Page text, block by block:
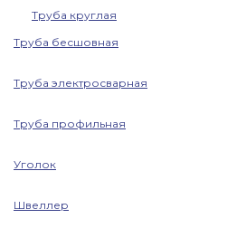
Труба круглая
Труба бесшовная
Труба электросварная
Труба профильная
Уголок
Швеллер